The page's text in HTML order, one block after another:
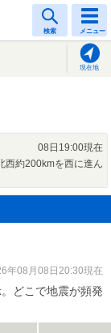
検索 メニュー
現在地
08日19:00現在
西約200kmを西に進ん
年08月08日20:30現在
どこで地震が頻発